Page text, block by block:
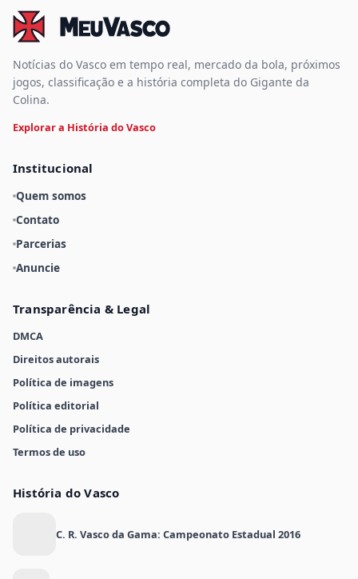
Notícias do Vasco em tempo real, mercado da bola, próximos
jogos, classificação e a história completa do Gigante da
Colina.
Explorar a História do Vasco
Institucional
Quem somos
Contato
Parcerias
Anuncie
Transparência & Legal
DMCA
Direitos autorais
Política de imagens
Política editorial
Política de privacidade
Termos de uso
História do Vasco
C. R. Vasco da Gama: Campeonato Estadual 2016